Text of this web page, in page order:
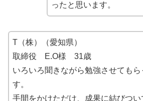
ったと思います。
T（株）（愛知県）
取締役 E.O様 31歳
いろいろ聞きながら勉強させてもら
す。
手間をかけただけ、成果に結びつい